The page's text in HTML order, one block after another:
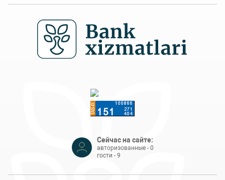
Сейчас на сайте:
авторизованные - 0
гости - 9